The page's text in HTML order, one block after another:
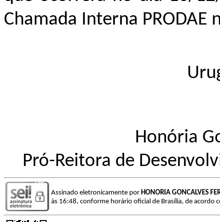
Chamada Interna PRODAE
Honória
Pró-Reitora de
Assinado eletronicamente por HONORIA GONCALVES
às 16:48, conforme horário oficial de Brasília, de acordo